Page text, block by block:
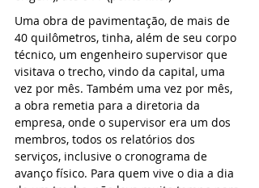
Uma obra de pavimentação, de mais de
40 quilômetros, tinha, além de seu corpo
técnico, um engenheiro supervisor que
visitava o trecho, vindo da capital, uma
vez por mês. Também uma vez por mês,
a obra remetia para a diretoria da
empresa, onde o supervisor era um dos
membros, todos os relatórios dos
serviços, inclusive o cronograma de
avanço físico. Para quem vive o dia a dia